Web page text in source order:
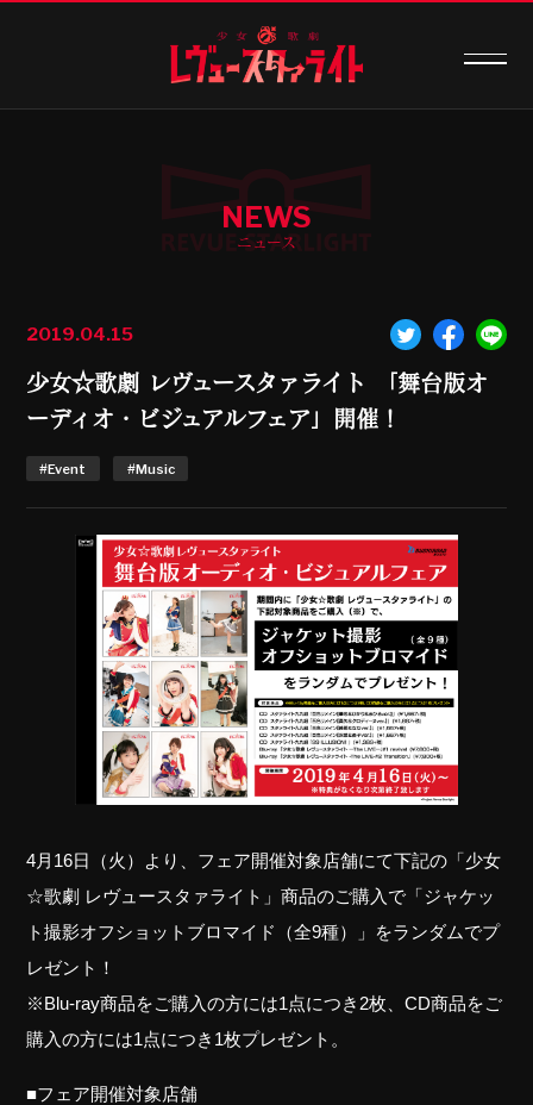
NEWS
ニュース
2019.04.15
少女☆歌劇 レヴュースタァライト 「舞台版オ
ーディオ・ビジュアルフェア」開催！
#Event #Music
4月16日（火）より、フェア開催対象店舗にて下記の「少女
☆歌劇 レヴュースタァライト」商品のご購入で「ジャケッ
ト撮影オフショットブロマイド（全9種）」をランダムでプ
レゼント！
※Blu-ray商品をご購入の方には1点につき2枚、CD商品をご
購入の方には1点につき1枚プレゼント。
■フェア開催対象店舗